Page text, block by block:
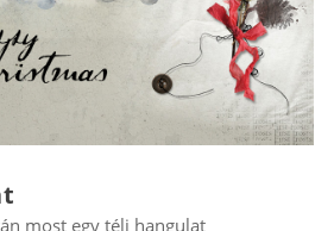
most egy téli hangulat